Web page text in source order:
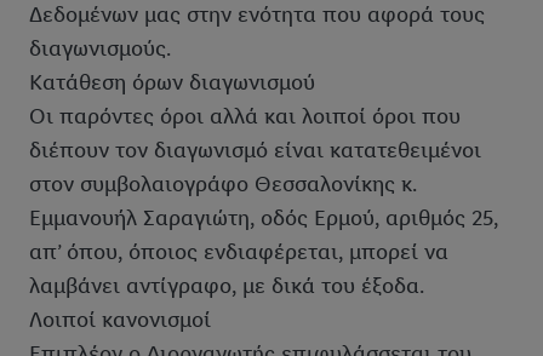
Δεδομένων μας στην ενότητα που αφορά τους
διαγωνισμούς.
Κατάθεση όρων διαγωνισμού
Οι παρόντες όροι αλλά και λοιποί όροι που
διέπουν τον διαγωνισμό είναι κατατεθειμένοι
στον συμβολαιογράφο Θεσσαλονίκης κ.
Εμμανουήλ Σαραγιώτη, οδός Ερμού, αριθμός 25,
απ’ όπου, όποιος ενδιαφέρεται, μπορεί να
λαμβάνει αντίγραφο, με δικά του έξοδα.
Λοιποί κανονισμοί